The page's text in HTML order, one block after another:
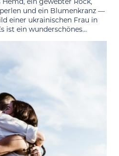
und ein Blumenkranz —
einer ukrainischen Frau in
ist ein wunderschönes...